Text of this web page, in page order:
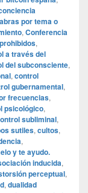
por tema o
, Conferencia
,
a través del
del subconsciente,
, control
gubernamental,
frecuencias,
psicológico,
subliminal,
sutiles, cultos,
,
y te ayudo.
inducida,
perceptual,
, dualidad